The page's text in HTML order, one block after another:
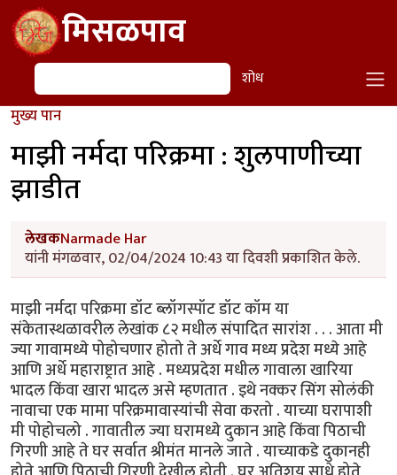
Skip to main contentमिसळपाव
शोध शोध
मुख्य पान
माझी नर्मदा परिक्रमा : शुलपाणीच्या
झाडीत
लेखकNarmade Har
यांनी मंगळवार, 02/04/2024 10:43 या दिवशी प्रकाशित केले.
माझी नर्मदा परिक्रमा डॉट ब्लॉगस्पॉट डॉट कॉम या
संकेतास्थळावरील लेखांक ८२ मधील संपादित सारांश . . . आता मी
ज्या गावामध्ये पोहोचणार होतो ते अर्धे गाव मध्य प्रदेश मध्ये आहे
आणि अर्धे महाराष्ट्रात आहे . मध्यप्रदेश मधील गावाला खारिया
भादल किंवा खारा भादल असे म्हणतात . इथे नक्कर सिंग सोलंकी
नावाचा एक मामा परिक्रमावास्यांची सेवा करतो . याच्या घरापाशी
मी पोहोचलो . गावातील ज्या घरामध्ये दुकान आहे किंवा पिठाची
गिरणी आहे ते घर सर्वात श्रीमंत मानले जाते . याच्याकडे दुकानही